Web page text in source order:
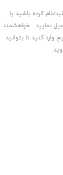
کرده باشید یا
نمایید . خواهشمند
کنید تا بتوانید